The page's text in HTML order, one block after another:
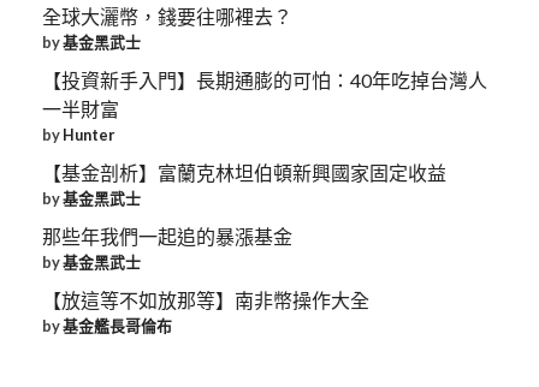
全球大灑幣，錢要往哪裡去？
by基金黑武士
【投資新手入門】長期通膨的可怕：40年吃掉台灣人
一半財富
byHunter
【基金剖析】富蘭克林坦伯頓新興國家固定收益
by基金黑武士
那些年我們一起追的暴漲基金
by基金黑武士
【放這等不如放那等】南非幣操作大全
by基金艦長哥倫布